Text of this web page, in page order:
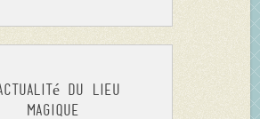
du Lieu
Magique